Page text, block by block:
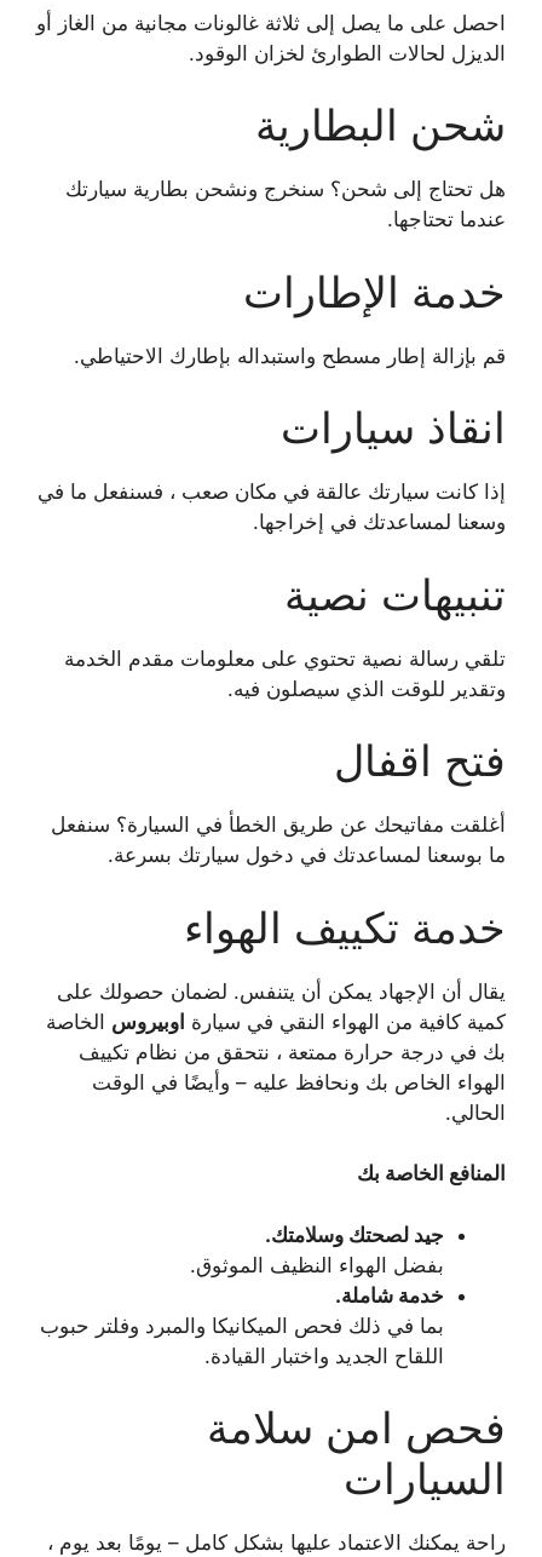
احصل على ما يصل إلى ثلاثة غالونات مجانية من الغاز أو
الديزل لحالات الطوارئ لخزان الوقود.
شحن البطارية
هل تحتاج إلى شحن؟ سنخرج ونشحن بطارية سيارتك
عندما تحتاجها.
خدمة الإطارات
قم بإزالة إطار مسطح واستبداله بإطارك الاحتياطي.
انقاذ سيارات
إذا كانت سيارتك عالقة في مكان صعب ، فسنفعل ما في
وسعنا لمساعدتك في إخراجها.
تنبيهات نصية
تلقي رسالة نصية تحتوي على معلومات مقدم الخدمة
وتقدير للوقت الذي سيصلون فيه.
فتح اقفال
أغلقت مفاتيحك عن طريق الخطأ في السيارة؟ سنفعل
ما بوسعنا لمساعدتك في دخول سيارتك بسرعة.
خدمة تكييف الهواء
يقال أن الإجهاد يمكن أن يتنفس. لضمان حصولك على
كمية كافية من الهواء النقي في سيارة اوبيروس الخاصة
بك في درجة حرارة ممتعة ، نتحقق من نظام تكييف
الهواء الخاص بك ونحافظ عليه – وأيضًا في الوقت
الحالي.
المنافع الخاصة بك
جيد لصحتك وسلامتك.
بفضل الهواء النظيف الموثوق.
خدمة شاملة.
بما في ذلك فحص الميكانيكا والمبرد وفلتر حبوب
اللقاح الجديد واختبار القيادة.
فحص امن سلامة
السيارات
راحة يمكنك الاعتماد عليها بشكل كامل – يومًا بعد يوم ،